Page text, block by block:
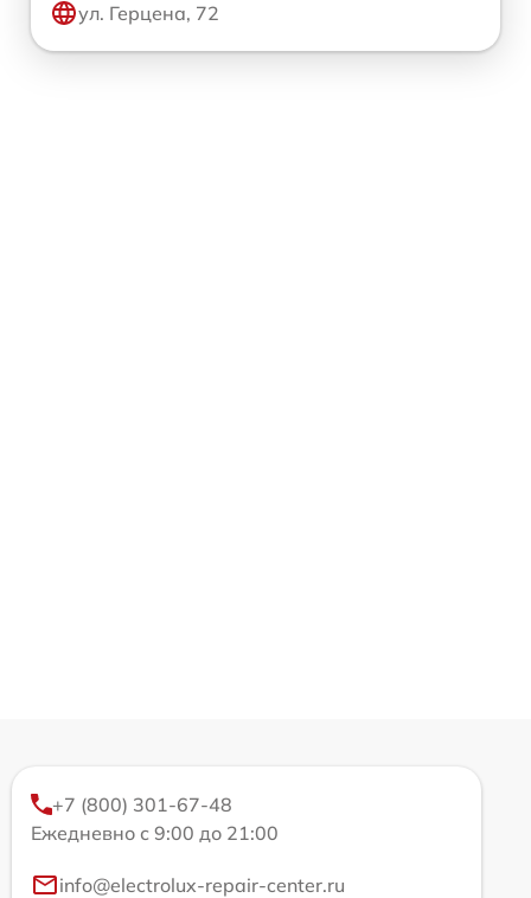
ул. Герцена, 72
+7 (800) 301-67-48
Ежедневно с 9:00 до 21:00
info@electrolux-repair-center.ru